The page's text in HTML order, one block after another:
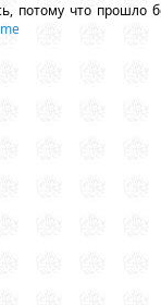
потому что